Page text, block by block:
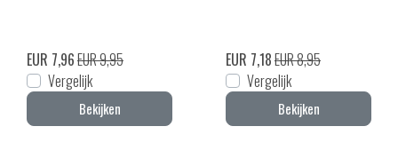
EUR 7,96EUR 9,95
Vergelijk
Bekijken
EUR 7,18EUR 8,95
Vergelijk
Bekijken